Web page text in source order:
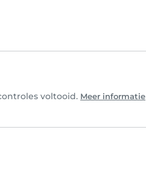
voltooid. Meer informatie